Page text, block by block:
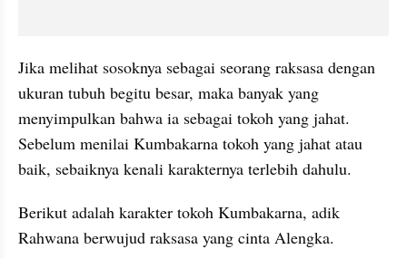
Jika melihat sosoknya sebagai seorang raksasa dengan
ukuran tubuh begitu besar, maka banyak yang
menyimpulkan bahwa ia sebagai tokoh yang jahat.
Sebelum menilai Kumbakarna tokoh yang jahat atau
baik, sebaiknya kenali karakternya terlebih dahulu.
Berikut adalah karakter tokoh Kumbakarna, adik
Rahwana berwujud raksasa yang cinta Alengka.